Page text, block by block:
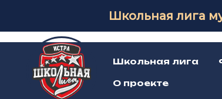
Школьная лига
Школьная лига
О проекте